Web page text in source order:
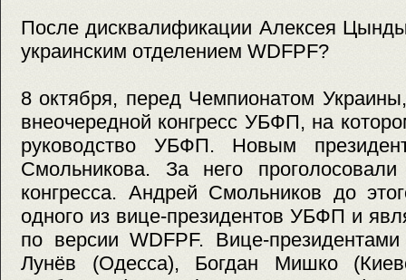
После дисквалификации Алексея Цынды
украинским отделением WDFPF?
8 октября, перед Чемпионатом
внеочередной конгресс УБФП, на
руководство УБФП. Новым
Смольникова. За него
конгресса. Андрей Смольников до
одного из вице-президентов УБФП и
по версии WDFPF. Вице-
Лунёв (Одесса), Богдан Мишко